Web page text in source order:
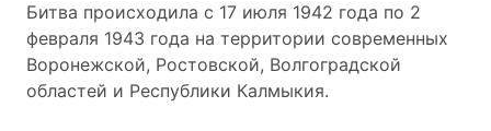
Битва происходила с 17 июля 1942 года по 2
февраля 1943 года на территории современных
Воронежской, Ростовской, Волгоградской
областей и Республики Калмыкия.